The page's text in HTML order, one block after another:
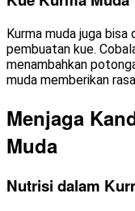
Kurma muda juga bisa
pembuatan kue.
menambahkan
muda memberikan
Menjaga
Muda
Nutrisi dalam